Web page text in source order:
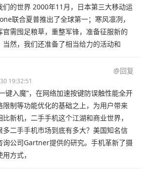
们的世界 2000年11月，日本第三大移动运
联合夏普推出了全球第一；寒风凛冽，
官需囤足粮草，重整军锋，准备征服新的
当然，我们还准备了相当给力的活动和
@回复
19:32:51
键入魔”，在网络加速按键防误触性能全开
限制等功能优化的基础之上，为用户带来
比新机，二手手机这个江湖和商业世界，
多二手手机市场到底有多大？美国知名信
询公司Gartner提供的研究。手机革新了摄
方式，